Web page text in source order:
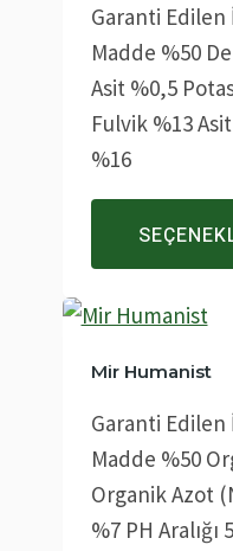
Garanti
Madde %50
Asit %0,5
Fulvik %13
%16
Mir Humanist
Garanti
Madde %50
Organik Azot
%7 PH